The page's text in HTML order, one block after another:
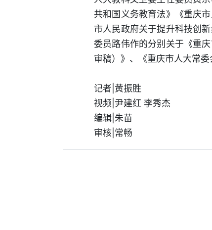
共和国义务教育法》《重庆
市人民政府关于提升科技创
委员路伟作的分别关于《重
审稿）》、《重庆市人大常
记者|黄振胜
视频|尹建红 李秀杰
编辑|朱苗
审核|常畅